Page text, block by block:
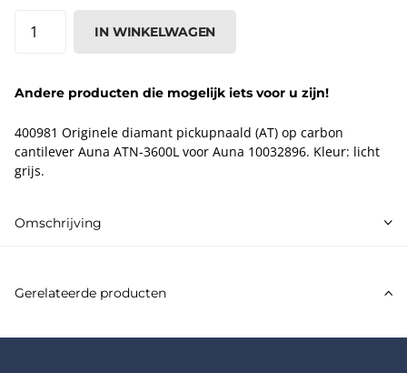
IN WINKELWAGEN
Andere producten die mogelijk iets voor u zijn!
400981 Originele diamant pickupnaald (AT) op carbon
cantilever Auna ATN-3600L voor Auna 10032896. Kleur: licht
grijs.
Omschrijving
Gerelateerde producten